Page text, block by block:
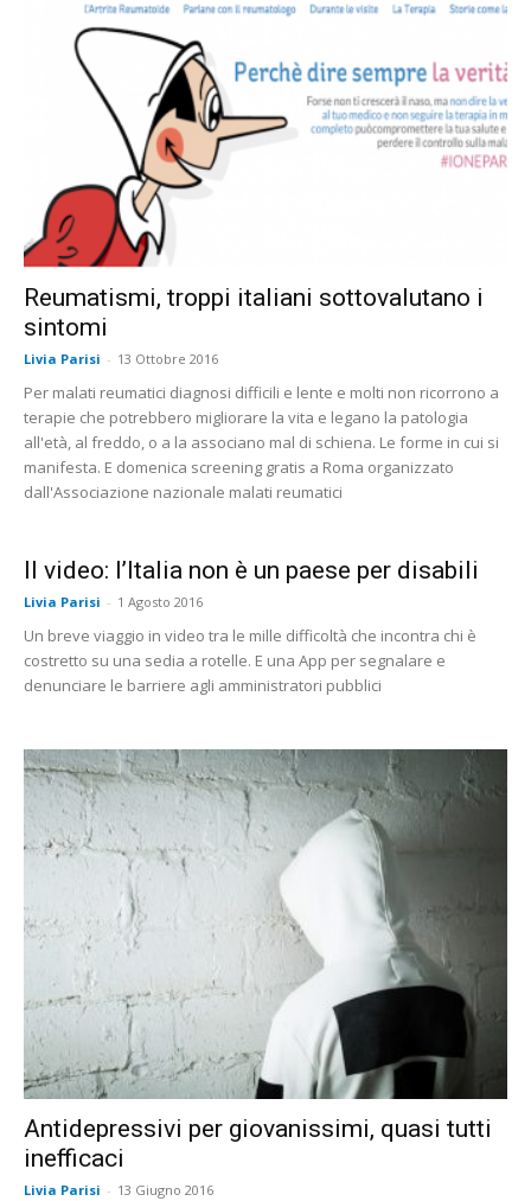
Reumatismi, troppi italiani sottovalutano i
sintomi
Livia Parisi - 13 Ottobre 2016
Per malati reumatici diagnosi difficili e lente e molti non ricorrono a
terapie che potrebbero migliorare la vita e legano la patologia
all'età, al freddo, o a la associano mal di schiena. Le forme in cui si
manifesta. E domenica screening gratis a Roma organizzato
dall'Associazione nazionale malati reumatici
Il video: l’Italia non è un paese per disabili
Livia Parisi - 1 Agosto 2016
Un breve viaggio in video tra le mille difficoltà che incontra chi è
costretto su una sedia a rotelle. E una App per segnalare e
denunciare le barriere agli amministratori pubblici
Antidepressivi per giovanissimi, quasi tutti
inefficaci
Livia Parisi - 13 Giugno 2016